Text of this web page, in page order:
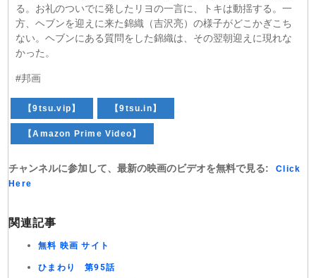
る。お礼のついでに発したリヨの一言に、トキは動揺する。一
方、ヘブンを迎えに来た錦織（吉沢亮）の様子がどこかぎこち
ない。ヘブンにある質問をした錦織は、その翌朝迎えに現れな
かった。
#邦画
【9tsu.vip】 【9tsu.in】
【Amazon Prime Video】
チャンネルに参加して、最新の映画のビデオを無料で見る:
Click
Here
関連記事
無料 映画 サイト
ひまわり 第95話